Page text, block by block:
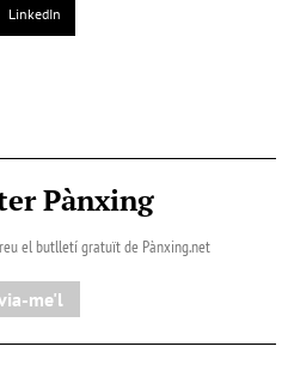
LinkedIn
Pànxing
el butlletí gratuït de Pànxing.net​
me'l